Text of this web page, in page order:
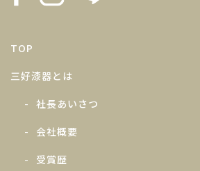
TOP
三好漆器とは
社長あいさつ
会社概要
受賞歴